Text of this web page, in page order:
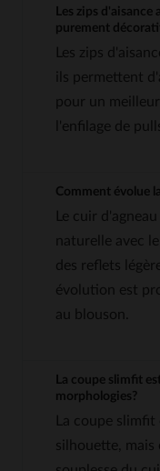
Les zips
purement
Les zips
ils permettent
pour un
l'enfilage de
Comment évolue
Le cuir
naturelle avec
des reflets
évolution est
au blouson.
La coupe slimfit
morphologies?
La coupe
silhouette, mais